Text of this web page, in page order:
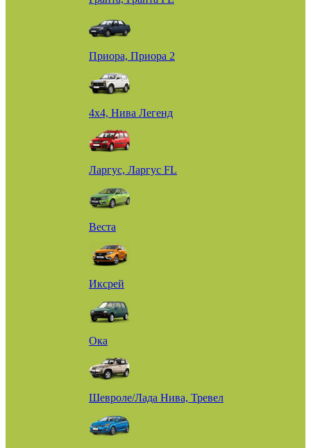
Приора, Приора 2
4х4, Нива Легенд
Ларгус, Ларгус FL
Веста
Иксрей
Ока
Шевроле/Лада Нива, Тревел